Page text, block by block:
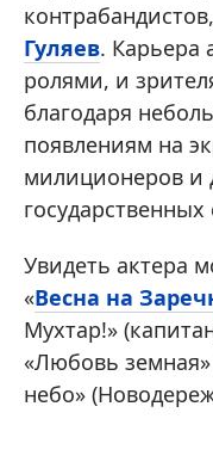
Гуляев. Карьера
ролями, и
благодаря
появлениям на
милиционеров и
государственных
Увидеть актера
«Весна на
Мухтар!»
«Любовь
небо»